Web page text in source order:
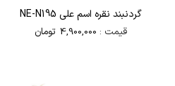
گردنبند نقره اسم علی NE-N195
قیمت : 4,900,000 تومان